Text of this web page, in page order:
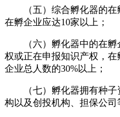
（五）综合孵化器的
在孵企业应达10家以上；
（六）孵化器中的在
权或正在申报知识产权，
企业总人数的30%以上；
（七）孵化器拥有种
构以及创投机构、担保公司